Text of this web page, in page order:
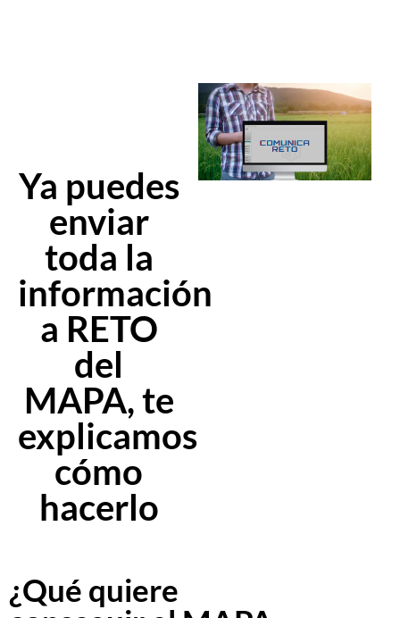
Ya puedes
enviar
toda la
información
a RETO
del
MAPA, te
explicamos
cómo
hacerlo
¿Qué quiere